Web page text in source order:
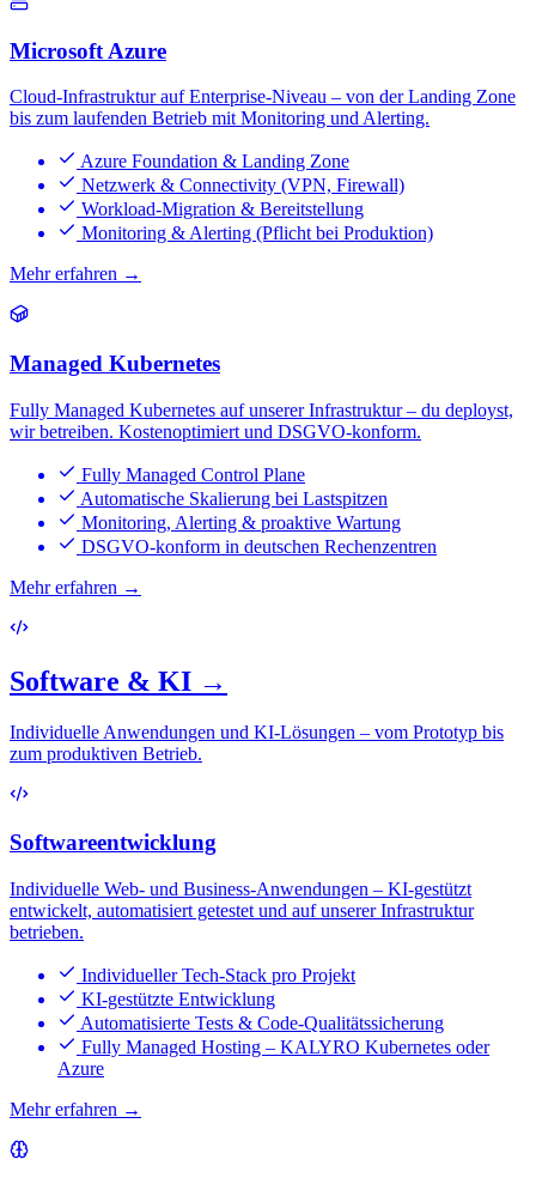
Microsoft Azure
Cloud-Infrastruktur auf Enterprise-Niveau – von der Landing Zone
bis zum laufenden Betrieb mit Monitoring und Alerting.
Azure Foundation & Landing Zone
Netzwerk & Connectivity (VPN, Firewall)
Workload-Migration & Bereitstellung
Monitoring & Alerting (Pflicht bei Produktion)
Mehr erfahren →
Managed Kubernetes
Fully Managed Kubernetes auf unserer Infrastruktur – du deployst,
wir betreiben. Kostenoptimiert und DSGVO-konform.
Fully Managed Control Plane
Automatische Skalierung bei Lastspitzen
Monitoring, Alerting & proaktive Wartung
DSGVO-konform in deutschen Rechenzentren
Mehr erfahren →
Software & KI →
Individuelle Anwendungen und KI-Lösungen – vom Prototyp bis
zum produktiven Betrieb.
Softwareentwicklung
Individuelle Web- und Business-Anwendungen – KI-gestützt
entwickelt, automatisiert getestet und auf unserer Infrastruktur
betrieben.
Individueller Tech-Stack pro Projekt
KI-gestützte Entwicklung
Automatisierte Tests & Code-Qualitätssicherung
Fully Managed Hosting – KALYRO Kubernetes oder
Azure
Mehr erfahren →